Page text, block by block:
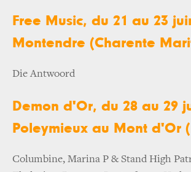
Free Music, du 21 au 23
Montendre (Charente
Die Antwoord
Demon d'Or, du 28 au 29
Poleymieux au Mont d'Or
Columbine, Marina P & Stand High